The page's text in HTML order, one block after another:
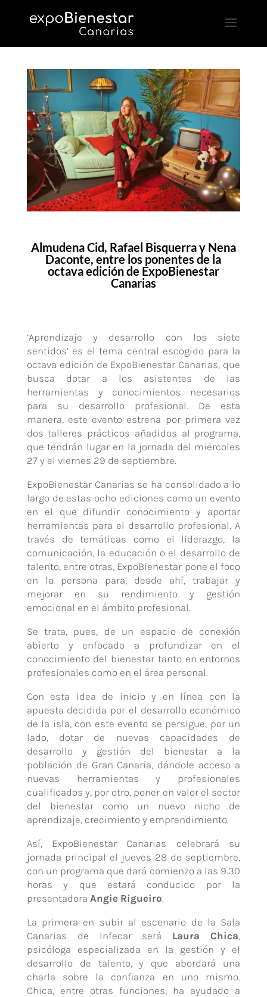
Almudena Cid, Rafael Bisquerra y Nena
Daconte, entre los ponentes de la
octava edición de ExpoBienestar
Canarias
‘Aprendizaje y desarrollo con los siete
sentidos’ es el tema central escogido para la
octava edición de ExpoBienestar Canarias, que
busca dotar a los asistentes de las
herramientas y conocimientos necesarios
para su desarrollo profesional. De esta
manera, este evento estrena por primera vez
dos talleres prácticos añadidos al programa,
que tendrán lugar en la jornada del miércoles
27 y el viernes 29 de septiembre.
ExpoBienestar Canarias se ha consolidado a lo
largo de estas ocho ediciones como un evento
en el que difundir conocimiento y aportar
herramientas para el desarrollo profesional. A
través de temáticas como el liderazgo, la
comunicación, la educación o el desarrollo de
talento, entre otras, ExpoBienestar pone el foco
en la persona para, desde ahí, trabajar y
mejorar en su rendimiento y gestión
emocional en el ámbito profesional.
Se trata, pues, de un espacio de conexión
abierto y enfocado a profundizar en el
conocimiento del bienestar tanto en entornos
profesionales como en el área personal.
Con esta idea de inicio y en línea con la
apuesta decidida por el desarrollo económico
de la isla, con este evento se persigue, por un
lado, dotar de nuevas capacidades de
desarrollo y gestión del bienestar a la
población de Gran Canaria, dándole acceso a
nuevas herramientas y profesionales
cualificados y, por otro, poner en valor el sector
del bienestar como un nuevo nicho de
aprendizaje, crecimiento y emprendimiento.
Así, ExpoBienestar Canarias celebrará su
jornada principal el jueves 28 de septiembre,
con un programa que dará comienzo a las 9.30
horas y que estará conducido por la
presentadora Angie Rigueiro.
La primera en subir al escenario de la Sala
Canarias de Infecar será Laura Chica,
psicóloga especializada en la gestión y el
desarrollo de talento, y que abordará una
charla sobre la confianza en uno mismo.
Chica, entre otras funciones, ha ayudado a